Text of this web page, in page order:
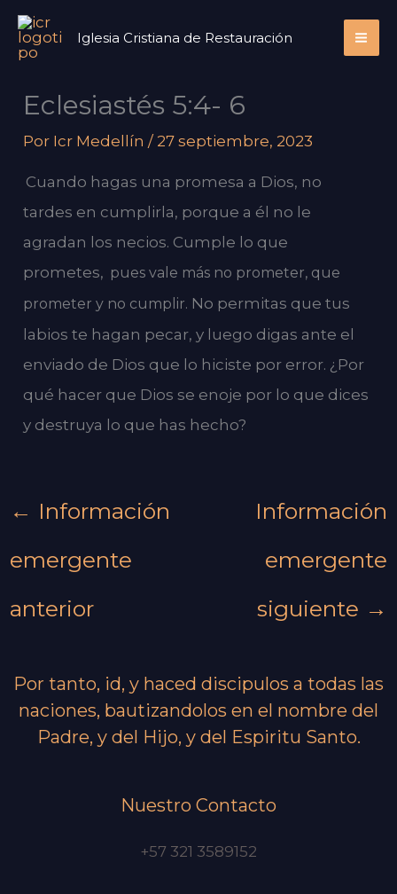
Iglesia Cristiana de Restauración
Eclesiastés 5:4- 6
Por Icr Medellín/ 27 septiembre, 2023
Cuando hagas una promesa a Dios, no
tardes en cumplirla, porque a él no le
agradan los necios. Cumple lo que
prometes, pues vale más no prometer, que
prometer y no cumplir. No permitas que tus
labios te hagan pecar, y luego digas ante el
enviado de Dios que lo hiciste por error. ¿Por
qué hacer que Dios se enoje por lo que dices
y destruya lo que has hecho?
← Información
emergente
anterior
Información
emergente
siguiente →
Por tanto, id, y haced discipulos a todas las
naciones, bautizandolos en el nombre del
Padre, y del Hijo, y del Espiritu Santo.
Nuestro Contacto
+57 321 3589152